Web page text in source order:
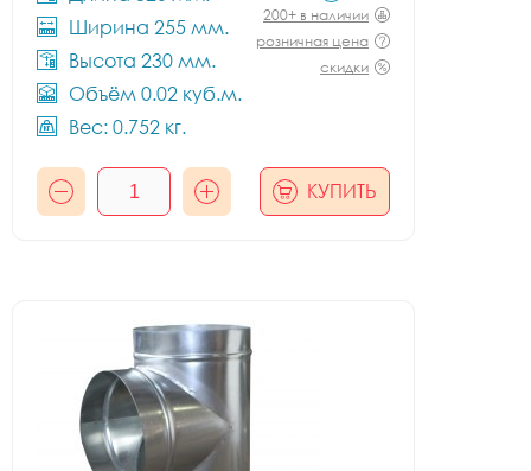
Ширина 255 мм.
Высота 230 мм.
Объём 0.02 куб.м.
Вес: 0.752 кг.
200+ в наличии
розничная цена
скидки
КУПИТЬ